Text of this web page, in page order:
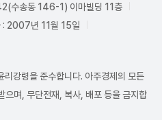
수송동 146-1) 이마빌딩 11층
: 2007년 11월 15일
리강령을 준수합니다. 아주경제의 모든
으며, 무단전재, 복사, 배포 등을 금지합